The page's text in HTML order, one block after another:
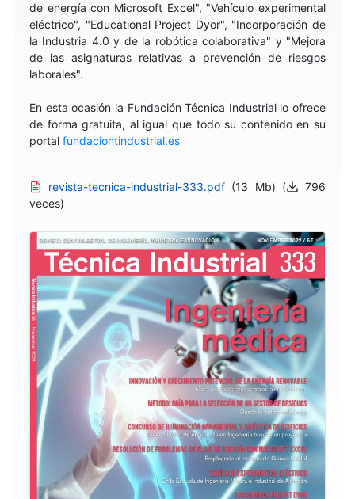
de energía con Microsoft Excel", "Vehículo experimental
eléctrico", "Educational Project Dyor", "Incorporación de
la Industria 4.0 y de la robótica colaborativa" y "Mejora
de las asignaturas relativas a prevención de riesgos
laborales".
En esta ocasión la Fundación Técnica Industrial lo ofrece
de forma gratuita, al igual que todo su contenido en su
portal fundaciontindustrial.es
revista-tecnica-industrial-333.pdf (13 Mb) (
796
veces)